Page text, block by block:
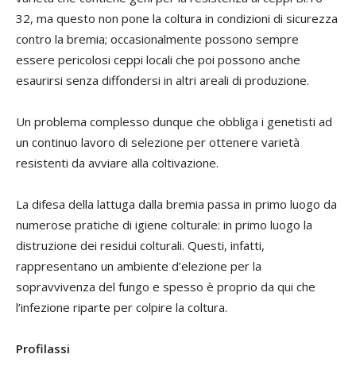
32, ma questo non pone la coltura in condizioni di sicurezza
contro la bremia; occasionalmente possono sempre
essere pericolosi ceppi locali che poi possono anche
esaurirsi senza diffondersi in altri areali di produzione.
Un problema complesso dunque che obbliga i genetisti ad
un continuo lavoro di selezione per ottenere varietà
resistenti da avviare alla coltivazione.
La difesa della lattuga dalla bremia passa in primo luogo da
numerose pratiche di igiene colturale: in primo luogo la
distruzione dei residui colturali. Questi, infatti,
rappresentano un ambiente d’elezione per la
sopravvivenza del fungo e spesso è proprio da qui che
l’infezione riparte per colpire la coltura.
Profilassi